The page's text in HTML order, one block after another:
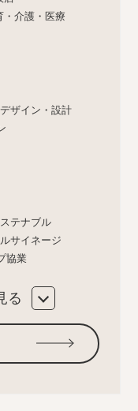
・介護・医療
デザイン・設計
テナブル
サイネージ
協業
る